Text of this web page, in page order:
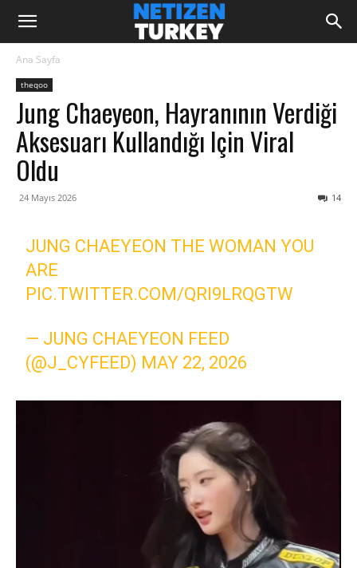
Ana Sayfa
theqoo
Jung Chaeyeon, Hayranının Verdiği
Aksesuarı Kullandığı Için Viral
Oldu
24 Mayıs 2026 14
JUNG CHAEYEON THE WOMAN YOU
ARE
PIC.TWITTER.COM/QRI9LRQGTW
— JUNG CHAEYEON FEED
(@J_CYFEED) MAY 22, 2026